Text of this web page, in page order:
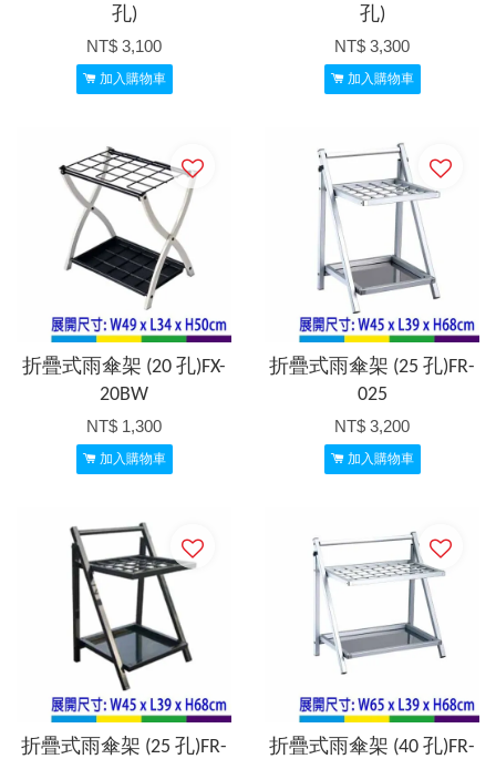
孔)
NT$ 3,100
加入購物車
孔)
NT$ 3,300
加入購物車
折疊式雨傘架 (20 孔)FX-
20BW
NT$ 1,300
加入購物車
折疊式雨傘架 (25 孔)FR-
025
NT$ 3,200
加入購物車
折疊式雨傘架 (25 孔)FR-
折疊式雨傘架 (40 孔)FR-